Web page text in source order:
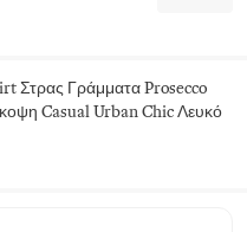
Στρας Γράμματα Prosecco
Casual Urban Chic Λευκό